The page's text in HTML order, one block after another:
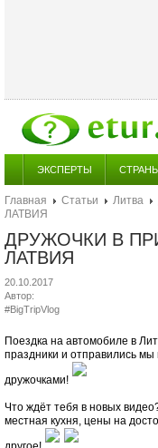
ЭКСПЕРТЫ
Главная Статьи Литва
ЛАТВИЯ
ДРУЖОЧКИ В
ЛАТВИЯ
20.10.2017
Автор:
#BigTripVlog
Поездка на автомобиле в
праздники и отправились
дружочками!
Что ждёт тебя в новых
местная кухня, цены на